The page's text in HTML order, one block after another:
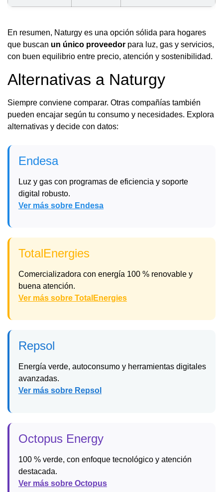
En resumen, Naturgy es una opción sólida para hogares
que buscan un único proveedor para luz, gas y servicios,
con buen equilibrio entre precio, atención y sostenibilidad.
Alternativas a Naturgy
Siempre conviene comparar. Otras compañías también
pueden encajar según tu consumo y necesidades. Explora
alternativas y decide con datos:
Endesa
Luz y gas con programas de eficiencia y soporte
digital robusto.
Ver más sobre Endesa
TotalEnergies
Comercializadora con energía 100 % renovable y
buena atención.
Ver más sobre TotalEnergies
Repsol
Energía verde, autoconsumo y herramientas digitales
avanzadas.
Ver más sobre Repsol
Octopus Energy
100 % verde, con enfoque tecnológico y atención
destacada.
Ver más sobre Octopus